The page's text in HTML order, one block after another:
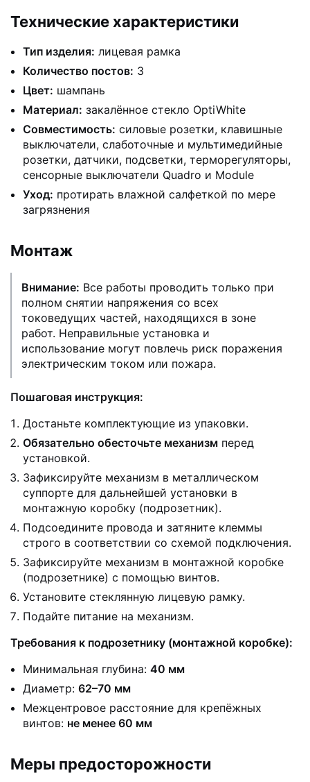
Технические характеристики
Тип изделия: лицевая рамка
Количество постов: 3
Цвет: шампань
Материал: закалённое стекло OptiWhite
Совместимость: силовые розетки, клавишные
выключатели, слаботочные и мультимедийные
розетки, датчики, подсветки, терморегуляторы,
сенсорные выключатели Quadro и Module
Уход: протирать влажной салфеткой по мере
загрязнения
Монтаж
Внимание: Все работы проводить только при
полном снятии напряжения со всех
токоведущих частей, находящихся в зоне
работ. Неправильные установка и
использование могут повлечь риск поражения
электрическим током или пожара.
Пошаговая инструкция:
Достаньте комплектующие из упаковки.
Обязательно обесточьте механизм перед
установкой.
Зафиксируйте механизм в металлическом
суппорте для дальнейшей установки в
монтажную коробку (подрозетник).
Подсоедините провода и затяните клеммы
строго в соответствии со схемой подключения.
Зафиксируйте механизм в монтажной коробке
(подрозетнике) с помощью винтов.
Установите стеклянную лицевую рамку.
Подайте питание на механизм.
Требования к подрозетнику (монтажной коробке):
Минимальная глубина: 40 мм
Диаметр: 62–70 мм
Межцентровое расстояние для крепёжных
винтов: не менее 60 мм
Меры предосторожности